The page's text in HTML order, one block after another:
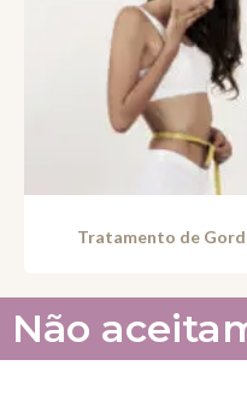
Tratamento de
Não